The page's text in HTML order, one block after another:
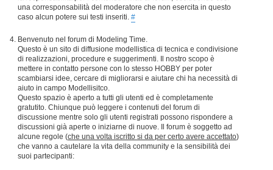
una corresponsabilità del moderatore che non esercita in questo
caso alcun potere sui testi inseriti. #
Benvenuto nel forum di Modeling Time.
Questo è un sito di diffusione modellistica di tecnica e condivisione
di realizzazioni, procedure e suggerimenti. Il nostro scopo è
mettere in contatto persone con lo stesso HOBBY per poter
scambiarsi idee, cercare di migliorarsi e aiutare chi ha necessità di
aiuto in campo Modellisitco.
Questo spazio è aperto a tutti gli utenti ed è completamente
gratutito. Chiunque può leggere i contenuti del forum di
discussione mentre solo gli utenti registrati possono rispondere a
discussioni già aperte o iniziarne di nuove. Il forum è soggetto ad
alcune regole (che una volta iscritto si da per certo avere accettato)
che vanno a cautelare la vita della community e la sensibilità dei
suoi partecipanti: